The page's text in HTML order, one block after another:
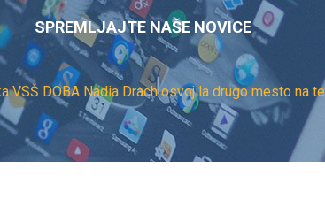
SPREMLJAJTE NAŠE NOVICE
VSŠ DOBA Nadia Drach osvojila drugo mesto na